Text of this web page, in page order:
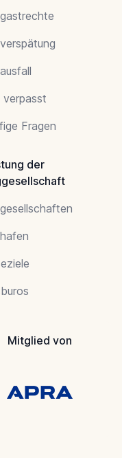
verpasst
Fragen
der
Mitglied von